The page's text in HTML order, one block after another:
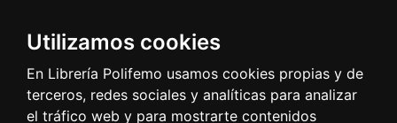
Utilizamos cookies
En Librería Polifemo usamos cookies propias y de
terceros, redes sociales y analíticas para analizar
el tráfico web y para mostrarte contenidos